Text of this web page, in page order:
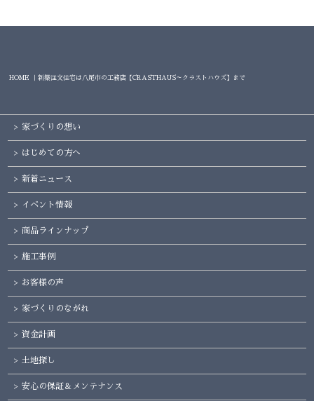
HOME ｜新築注文住宅は八尾市の工務店【CRASTHAUS～クラストハウズ】まで
家づくりの想い
はじめての方へ
新着ニュース
イベント情報
商品ラインナップ
施工事例
お客様の声
家づくりのながれ
資金計画
土地探し
安心の保証＆メンテナンス